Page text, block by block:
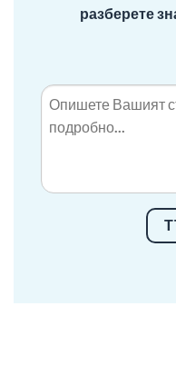
разберете